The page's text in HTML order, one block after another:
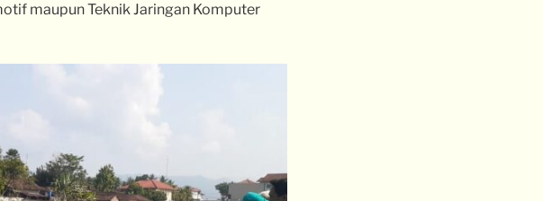
maupun Teknik Jaringan Komputer